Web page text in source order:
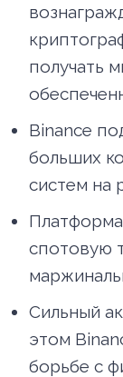
получать
Binance
больших
систем на
спотовую
Сильный
этом
борьбе с